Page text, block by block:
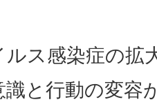
ス感染症の拡
識と行動の変容